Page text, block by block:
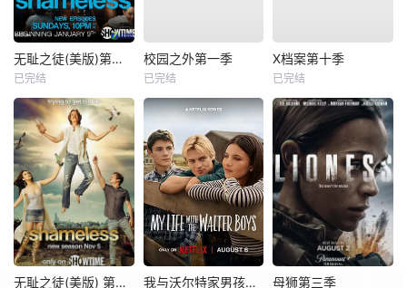
无耻之徒(美版)第一季
已完结
校园之外第一季
已完结
X档案第十季
已完结
无耻之徒(美版) 第八季 我与沃尔特家男孩的生活第三季 母狮第三季